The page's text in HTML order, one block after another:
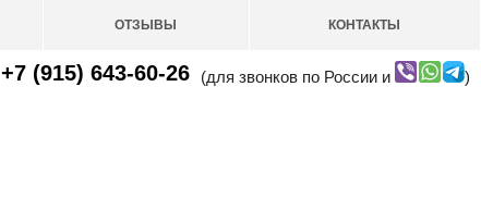
ОТЗЫВЫ КОНТАКТЫ
+7 (915) 643-60-26 (для звонков по России и )